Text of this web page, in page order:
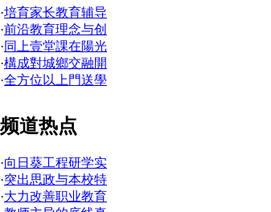
·培育家长教育辅导
·前沿教育理念与创
·同上壹堂課在陽光
·構成對城鄉交融開
·全方位以上門送學
频道热点
·向日葵工程研学实
·突出思政与本校特
·大力改善职业教育